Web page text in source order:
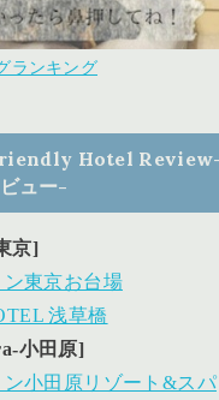
ランキング
Hotel Review-
ュー-
京]
ン東京お台場
浅草橋
小田原]
ン小田原リゾート&スパ